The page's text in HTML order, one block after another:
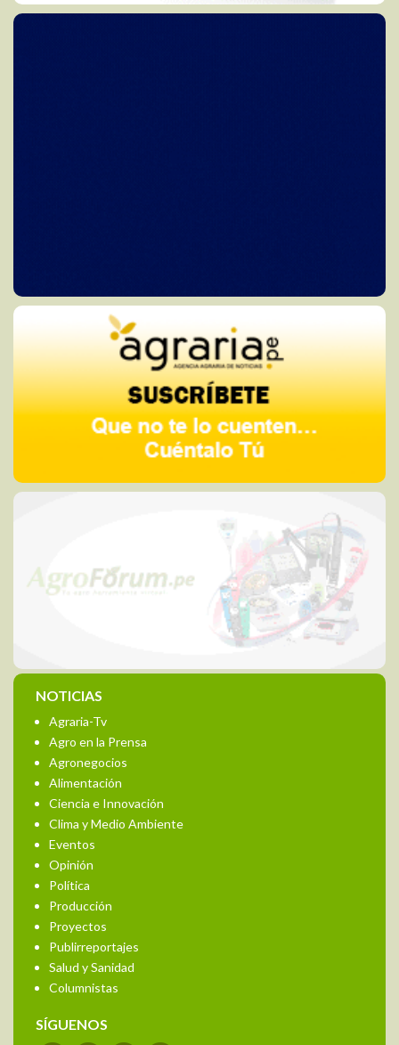
NOTICIAS
Agraria-Tv
Agro en la Prensa
Agronegocios
Alimentación
Ciencia e Innovación
Clima y Medio Ambiente
Eventos
Opinión
Política
Producción
Proyectos
Publirreportajes
Salud y Sanidad
Columnistas
SÍGUENOS